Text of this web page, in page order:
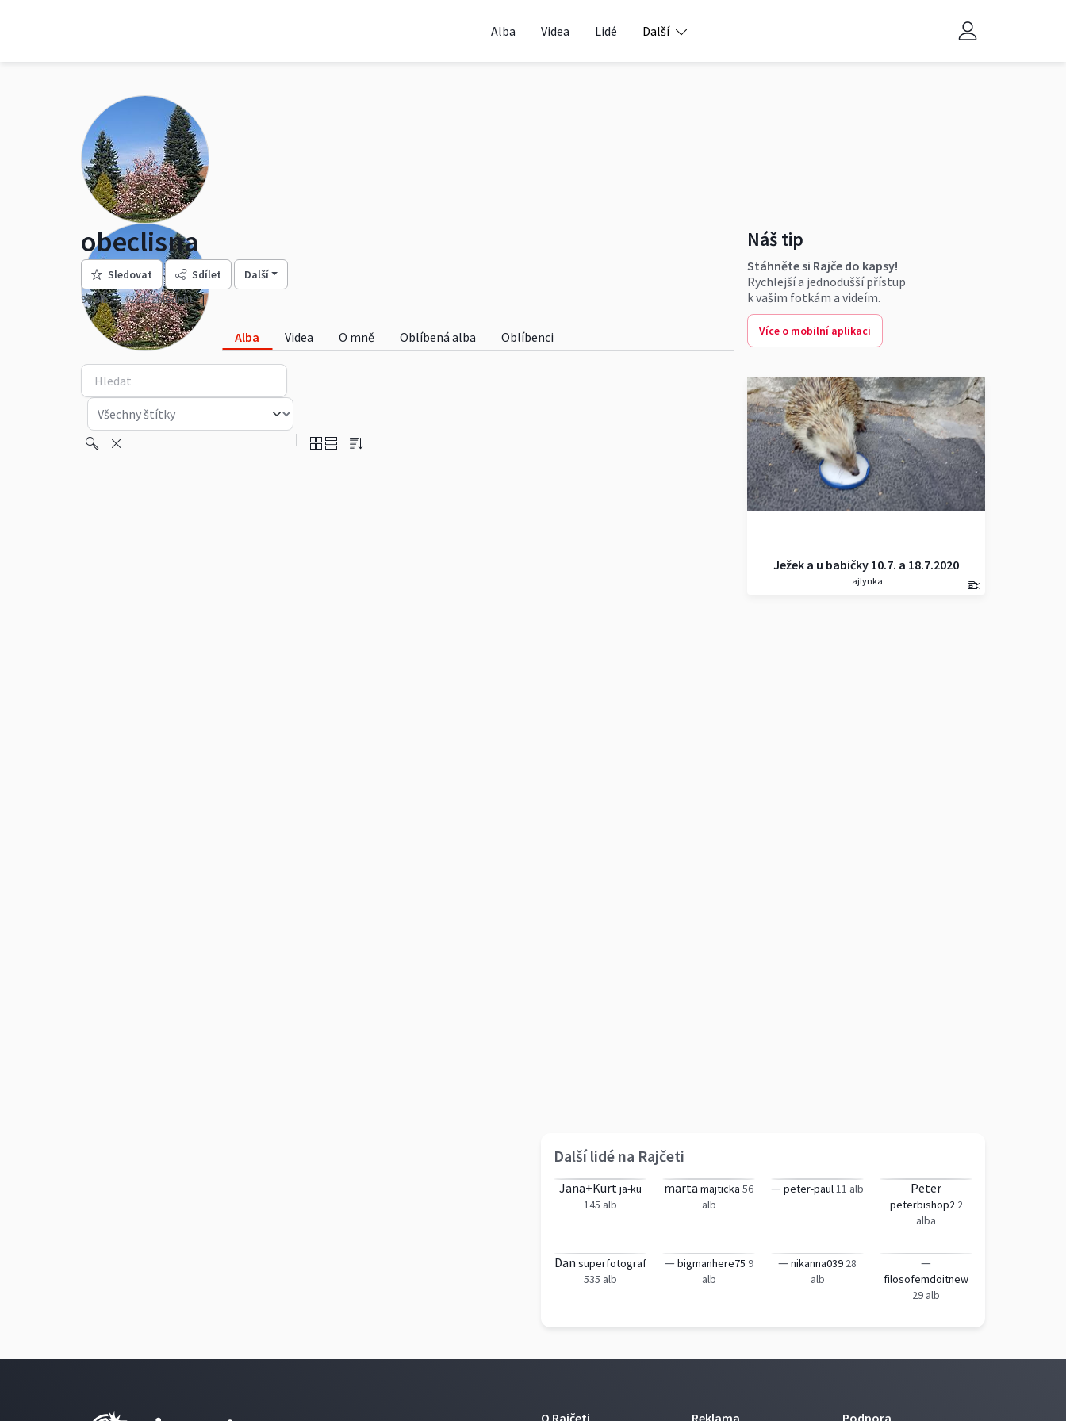
Alba Videa Lidé Další
obeclisna
Sledovat Sdílet
Další
90 alb
42,2k zhlédnutí
Náš tip
Stáhněte si Rajče do kapsy!
Rychlejší a jednodušší přístup
k vašim fotkám a videím.
Alba Videa O mně Oblíbená alba Oblíbenci Více o mobilní aplikaci
Ježek a u babičky 10.7. a 18.7.2020
ajlynka
Další lidé na Rajčeti
Jana+Kurtja-ku
145 alb
marta majticka 56
alb
— peter-paul11 alb Peter
peterbishop2 2
alba
Dan superfotograf
535 alb
— bigmanhere75 9
alb
— nikanna039 28
alb
—
filosofemdoitnew
29 alb
O Rajčeti Reklama Podpora